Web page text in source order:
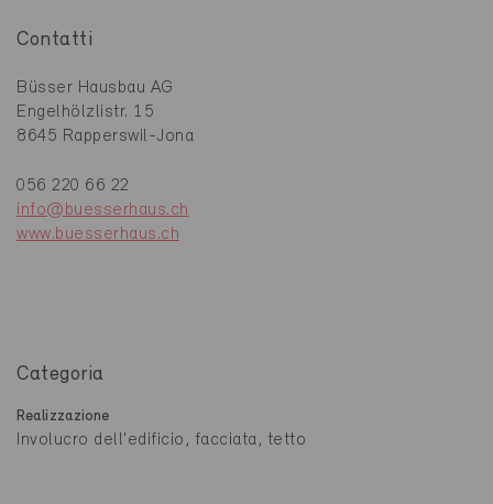
Contatti
Büsser Hausbau AG
Engelhölzlistr. 15
8645 Rapperswil-Jona
056 220 66 22
info@buesserhaus.ch
www.buesserhaus.ch
Categoria
Realizzazione
Involucro dell'edificio, facciata, tetto